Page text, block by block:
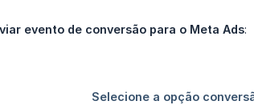
evento de conversão para o Meta Ads: